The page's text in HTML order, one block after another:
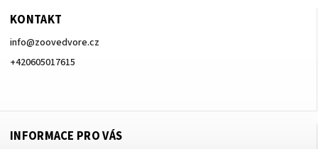
KONTAKT
info@zoovedvore.cz
+420605017615
INFORMACE PRO VÁS